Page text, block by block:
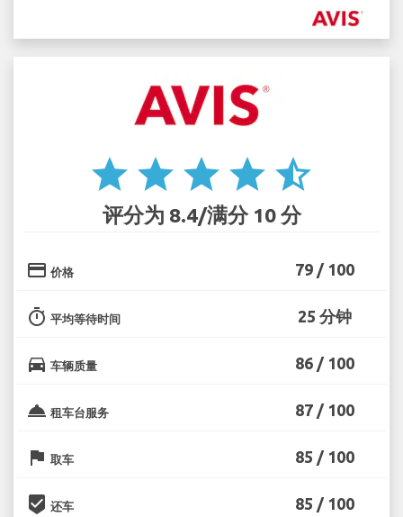
star star star star star_half
评分为 8.4/满分 10 分
credit_card 价格 79 / 100
timer 平均等待时间 25 分钟
directions_car 车辆质量 86 / 100
room_service 租车台服务 87 / 100
flag 取车 85 / 100
beenhere 还车 85 / 100